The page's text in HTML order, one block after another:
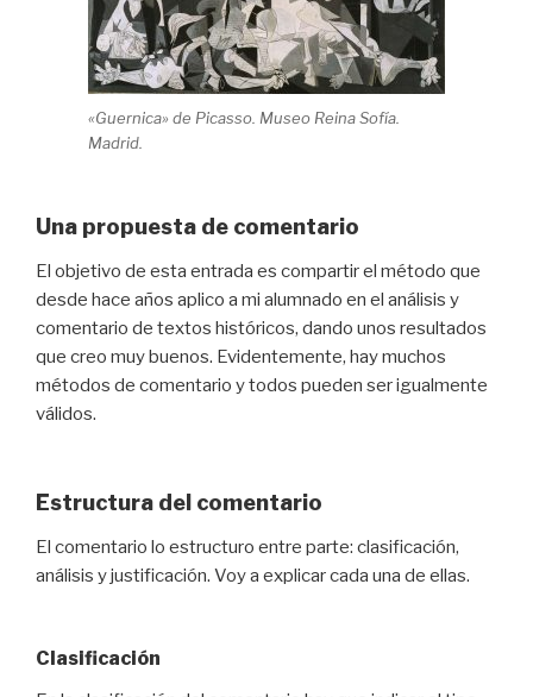
«Guernica» de Picasso. Museo Reina Sofía.
Madrid.
Una propuesta de comentario
El objetivo de esta entrada es compartir el método que
desde hace años aplico a mi alumnado en el análisis y
comentario de textos históricos, dando unos resultados
que creo muy buenos. Evidentemente, hay muchos
métodos de comentario y todos pueden ser igualmente
válidos.
Estructura del comentario
El comentario lo estructuro entre parte: clasificación,
análisis y justificación. Voy a explicar cada una de ellas.
Clasificación